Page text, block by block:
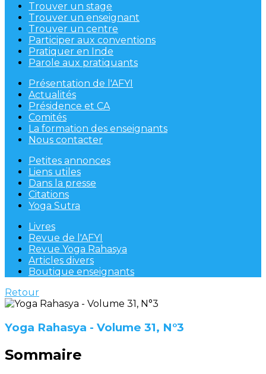
Trouver un stage
Trouver un enseignant
Trouver un centre
Participer aux conventions
Pratiquer en Inde
Parole aux pratiquants
Présentation de l'AFYI
Actualités
Présidence et CA
Comités
La formation des enseignants
Nous contacter
Petites annonces
Liens utiles
Dans la presse
Citations
Yoga Sutra
Livres
Revue de l'AFYI
Revue Yoga Rahasya
Articles divers
Boutique enseignants
Retour
Yoga Rahasya - Volume 31, N°3
Sommaire